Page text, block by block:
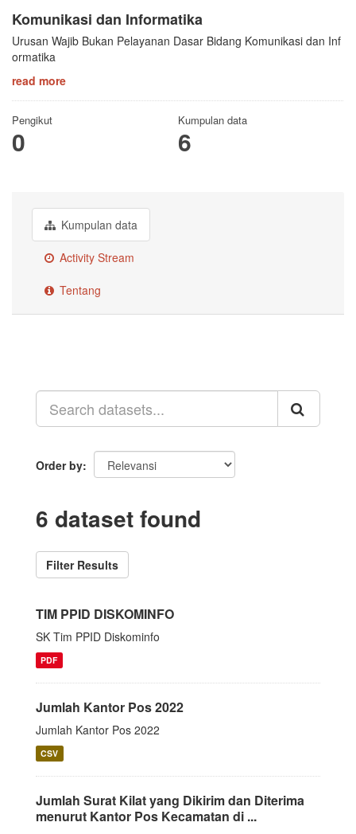
Komunikasi dan Informatika
Urusan Wajib Bukan Pelayanan Dasar Bidang Komunikasi dan Inf
ormatika
read more
Pengikut
0
Kumpulan data
6
Kumpulan data
Activity Stream
Tentang
Order by
6 dataset found
Filter Results
TIM PPID DISKOMINFO
SK Tim PPID Diskominfo
PDF
Jumlah Kantor Pos 2022
Jumlah Kantor Pos 2022
CSV
Jumlah Surat Kilat yang Dikirim dan Diterima
menurut Kantor Pos Kecamatan di ...